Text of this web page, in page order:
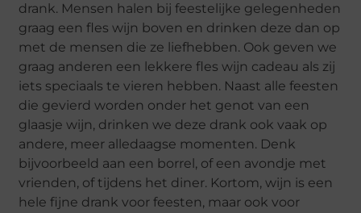
drank. Mensen halen bij feestelijke gelegenheden
graag een fles wijn boven en drinken deze dan op
met de mensen die ze liefhebben. Ook geven we
graag anderen een lekkere fles wijn cadeau als zij
iets speciaals te vieren hebben. Naast alle feesten
die gevierd worden onder het genot van een
glaasje wijn, drinken we deze drank ook vaak op
andere, meer alledaagse momenten. Denk
bijvoorbeeld aan een borrel, of een avondje met
vrienden, of tijdens het diner. Kortom, wijn is een
hele fijne drank voor feesten, maar ook voor